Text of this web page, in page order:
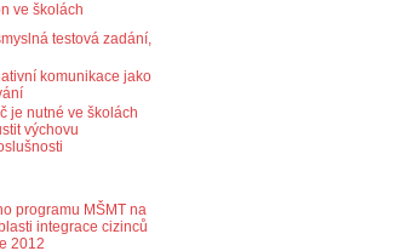
ve školách
testová zadání,
komunikace jako
je nutné ve školách
výchovu
programu MŠMT na
integrace cizinců
2012